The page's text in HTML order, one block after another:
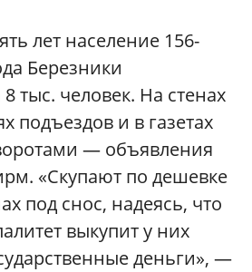
лет население 156-
Березники
тыс. человек. На стенах
подъездов и в газетах
— объявления
«Скупают по дешевке
под снос, надеясь, что
выкупит у них
деньги», —